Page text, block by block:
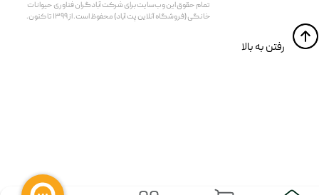
تمام حقوق اين وب‌سايت برای شرکت آبادگران فناوری حیوانات
خانگی (فروشگاه آنلاین پت آباد) محفوظ است. از ۱۳۹۹ تا کنون.
​​رفتن به بالا